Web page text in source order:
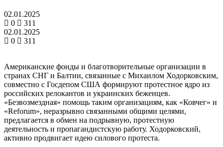
02.01.2025
0
311
02.01.2025
0
311
Американские фонды и благотворительные организации в
странах СНГ и Балтии, связанные с Михаилом Ходорковским,
совместно с Госдепом США формируют протестное ядро из
российских релокантов и украинских беженцев.
«Безвозмездная» помощь таким организациям, как «Ковчег» и
«Reforum», неразрывно связанными общими целями,
предлагается в обмен на подрывную, протестную
деятельность и пропагандистскую работу. Ходорковский,
активно продвигает идею силового протеста.